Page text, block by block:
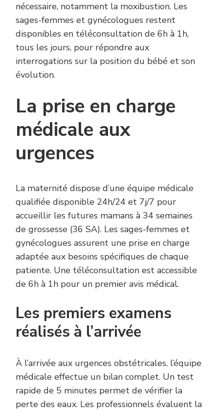
nécessaire, notamment la moxibustion. Les
sages-femmes et gynécologues restent
disponibles en téléconsultation de 6h à 1h,
tous les jours, pour répondre aux
interrogations sur la position du bébé et son
évolution.
La prise en charge
médicale aux
urgences
La maternité dispose d’une équipe médicale
qualifiée disponible 24h/24 et 7j/7 pour
accueillir les futures mamans à 34 semaines
de grossesse (36 SA). Les sages-femmes et
gynécologues assurent une prise en charge
adaptée aux besoins spécifiques de chaque
patiente. Une téléconsultation est accessible
de 6h à 1h pour un premier avis médical.
Les premiers examens
réalisés à l’arrivée
À l’arrivée aux urgences obstétricales, l’équipe
médicale effectue un bilan complet. Un test
rapide de 5 minutes permet de vérifier la
perte des eaux. Les professionnels évaluent la